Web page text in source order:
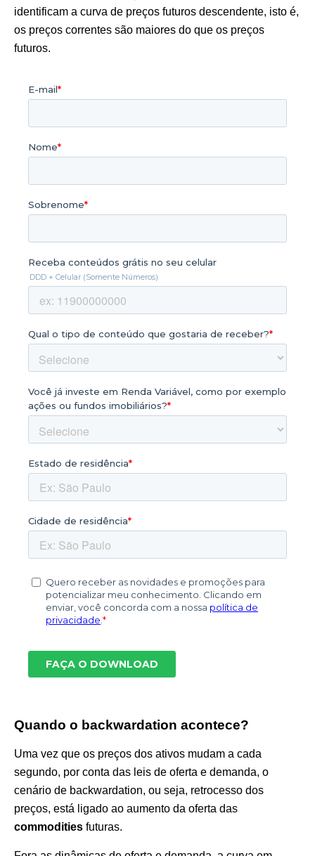
identificam a curva de preços futuros descendente, isto é,
os preços correntes são maiores do que os preços
futuros.
Quando o backwardation acontece?
Uma vez que os preços dos ativos mudam a cada
segundo, por conta das leis de oferta e demanda, o
cenário de backwardation, ou seja, retrocesso dos
preços, está ligado ao aumento da oferta das
commodities futuras.